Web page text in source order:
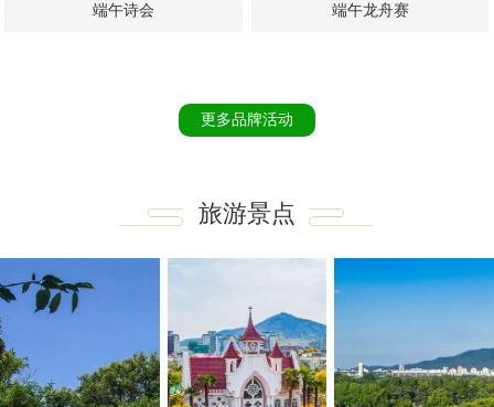
端午诗会 端午龙舟赛
更多品牌活动
旅游景点